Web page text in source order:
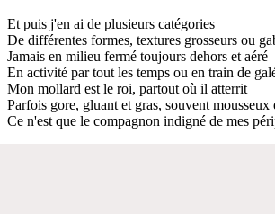
Et puis j'en ai de plusieurs catégories
De différentes formes, textures grosseurs ou
Jamais en milieu fermé toujours dehors et aéré
En activité par tout les temps ou en train de
Mon mollard est le roi, partout où il atterrit
Parfois gore, gluant et gras, souvent mousseux
Ce n'est que le compagnon indigné de mes